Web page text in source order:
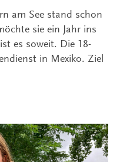
am See stand schon
sie ein Jahr ins
es soweit. Die 18-
in Mexiko. Ziel